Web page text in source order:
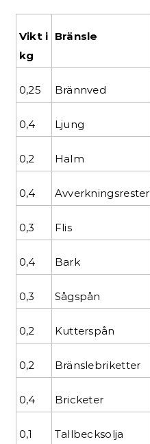
Vikt i
kg
Bränsle
0,25 Brännved
0,4 Ljung
0,2 Halm
0,4 Avverkningsrester
0,3 Flis
0,4 Bark
0,3 Sågspån
0,2 Kutterspån
0,2 Bränslebriketter
0,4 Bricketer
0,1 Tallbecksolja